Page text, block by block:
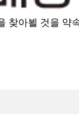
찾아뵐 것을 약